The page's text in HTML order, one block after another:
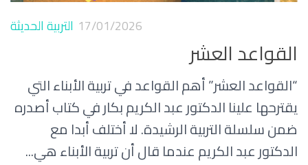
التربية الحديثة 17/01/2026
القواعد العشر
“القواعد العشر” أهم القواعد في تربية الأبناء التي
يقترحها علينا الدكتور عبد الكريم بكار في كتاب أصدره
ضمن سلسلة التربية الرشيدة. لا أختلف أبدا مع
الدكتور عبد الكريم عندما قال أن تربية الأبناء هي...